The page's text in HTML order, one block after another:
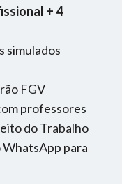
+ 4
simulados
FGV
professores
do Trabalho
WhatsApp para